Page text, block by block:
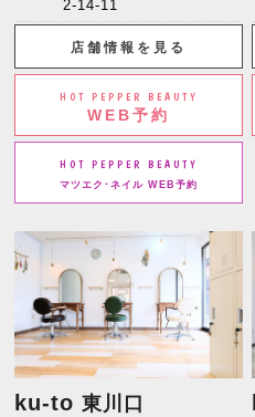
2-14-11
店舗情報を見る
HOT PEPPER BEAUTY
WEB予約
HOT PEPPER BEAUTY
マツエク･ネイル WEB予約
ku-to東川口